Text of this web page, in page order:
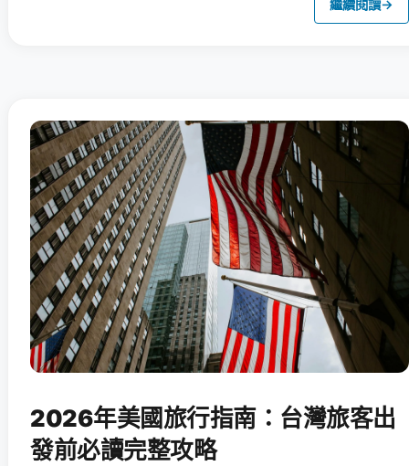
繼續閱讀→
2026年美國旅行指南：台灣旅客出
發前必讀完整攻略